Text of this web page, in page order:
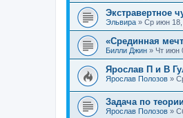
Экстравертное
Эльвира » Ср июн 18,
«Срединная
Билли Джин » Чт июн
Ярослав П и В
Ярослав Полозов »
Задача по
Ярослав Полозов »